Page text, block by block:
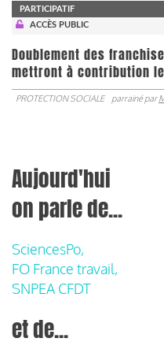
PARTICIPATIF
ACCÈS PUBLIC
Doublement des
mettront à contribution
PROTECTION SOCIALE parrainé par
Aujourd'hui
on parle de...
SciencesPo,
FO France travail,
SNPEA CFDT
et de...